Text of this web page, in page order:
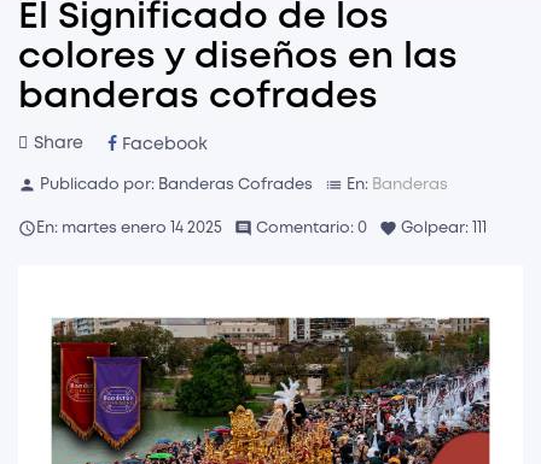
El Significado de los
colores y diseños en las
banderas cofrades
Share Facebook
person Publicado por: Banderas Cofrades list En: Banderas
 En: martes enero 14 2025 comment Comentario: 0 favorite Golpear: